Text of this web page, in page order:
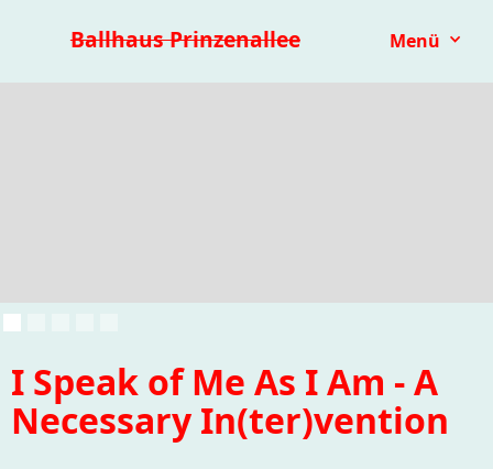
Ballhaus Prinzenallee Menü
Kinder- & Jugendtheater mit.mach.bühne
I Speak of Me As I Am - A
Necessary In(ter)vention